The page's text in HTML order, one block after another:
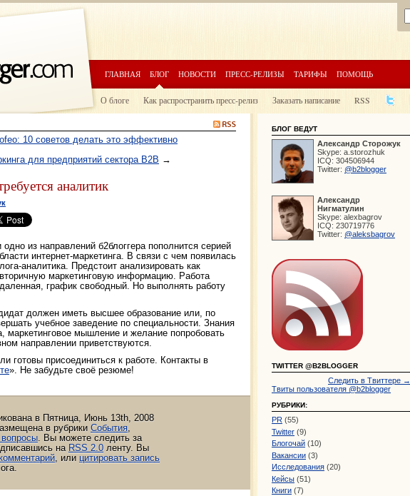
ГЛАВНАЯ БЛОГ НОВОСТИ ПРЕСС-РЕЛИЗЫ ТАРИФЫ ПОМОЩЬ
О блоге Как распространить пресс-релиз Заказать написание RSS
10 советов делать это эффективно
для предприятий сектора B2B →
аналитик
из направлений б2блоггера пополнится серией
интернет-маркетинга. В связи с чем появилась
аналитика. Предстоит анализировать как
маркетинговую информацию. Работа
график свободный. Но выполнять работу
должен иметь высшее образование или, по
учебное заведение по специальности. Знания
маркетинговое мышление и желание попробовать
направлении приветствуются.
готовы присоединиться к работе. Контакты в
». Не забудьте своё резюме!
в Пятница, Июнь 13th, 2008
в рубрики События
. Вы можете следить за
на RSS 2.0 ленту. Вы
, или цитировать запись
БЛОГ ВЕДУТ
Александр Сторожук
Skype: a.storozhuk
ICQ: 304506944
Twitter: @b2blogger
Александр
Нигматулин
Skype: alexbagrov
ICQ: 230719776
Twitter: @aleksbagrov
TWITTER @B2BLOGGER
Следить в Твиттере →
Твиты пользователя @b2blogger
РУБРИКИ:
PR (55)
Twitter (9)
Блогочай (10)
Вакансии (3)
Исследования (20)
Кейсы (51)
Книги (7)